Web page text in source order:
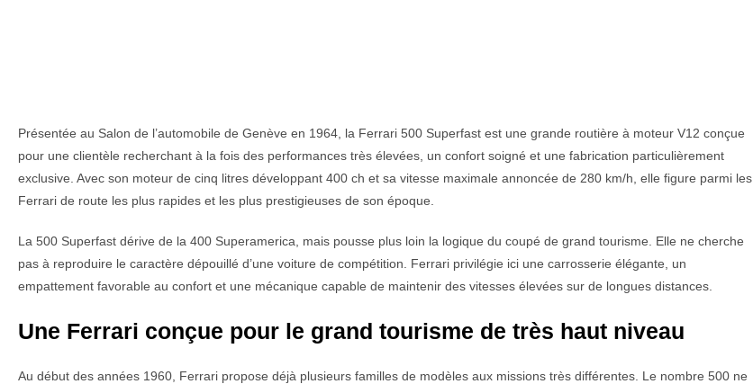
Présentée au Salon de l’automobile de Genève en 1964, la Ferrari 500 Superfast est une grande routière à moteur V12 conçue
pour une clientèle recherchant à la fois des performances très élevées, un confort soigné et une fabrication particulièrement
exclusive. Avec son moteur de cinq litres développant 400 ch et sa vitesse maximale annoncée de 280 km/h, elle figure parmi les
Ferrari de route les plus rapides et les plus prestigieuses de son époque.
La 500 Superfast dérive de la 400 Superamerica, mais pousse plus loin la logique du coupé de grand tourisme. Elle ne cherche
pas à reproduire le caractère dépouillé d’une voiture de compétition. Ferrari privilégie ici une carrosserie élégante, un
empattement favorable au confort et une mécanique capable de maintenir des vitesses élevées sur de longues distances.
Une Ferrari conçue pour le grand tourisme de très haut niveau
Au début des années 1960, Ferrari propose déjà plusieurs familles de modèles aux missions très différentes. Le nombre 500 ne